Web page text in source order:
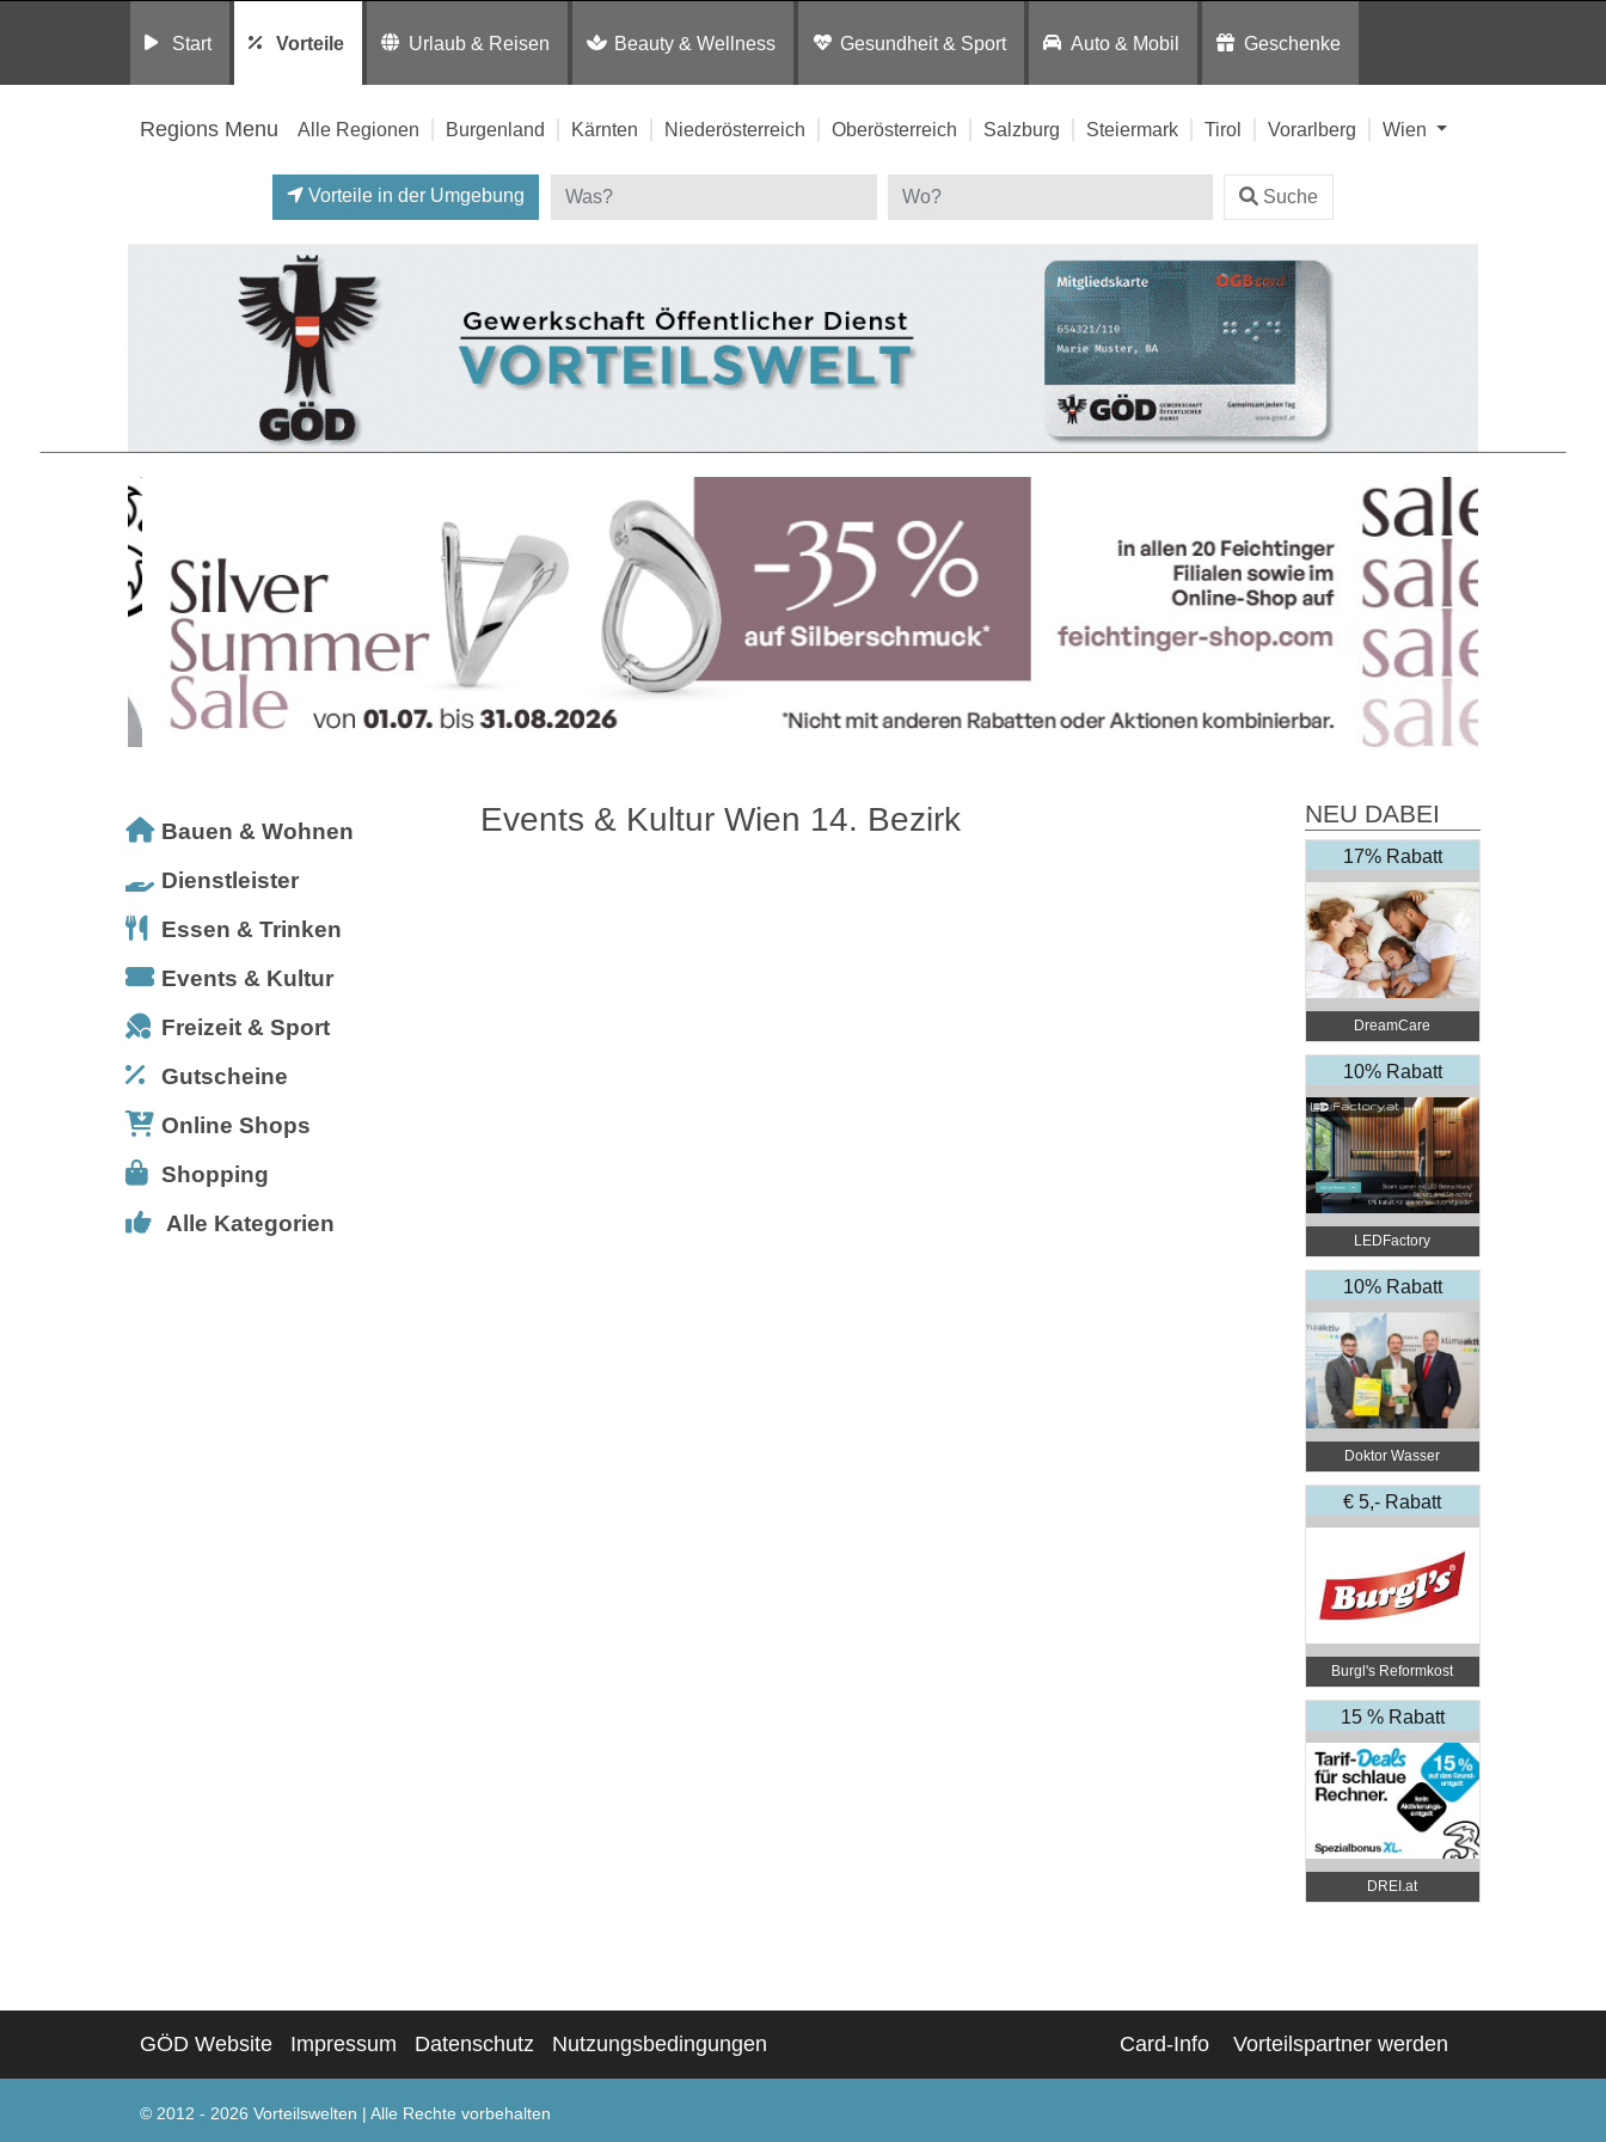
Start Vorteile Urlaub & Reisen Beauty & Wellness Gesundheit & Sport Auto & Mobil Geschenke
Regions Menu Alle Regionen Burgenland Kärnten Niederösterreich Oberösterreich Salzburg Steiermark Tirol Vorarlberg Wien
Vorteile in der Umgebung Suche
Bauen & Wohnen
Dienstleister
Essen & Trinken
Events & Kultur
Freizeit & Sport
Gutscheine
Online Shops
Shopping
Alle Kategorien
Events & Kultur Wien 14. Bezirk NEU DABEI
17% Rabatt
DreamCare
10% Rabatt
LEDFactory
10% Rabatt
Doktor Wasser
€ 5,- Rabatt
Burgl's Reformkost
15 % Rabatt
DREI.at
GÖD Website Impressum Datenschutz Nutzungsbedingungen Card-Info Vorteilspartner werden
© 2012 - 2026 Vorteilswelten | Alle Rechte vorbehalten